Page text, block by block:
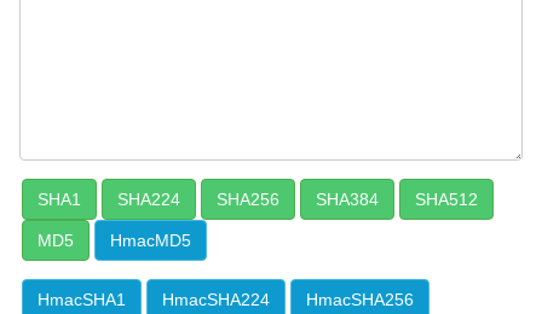
SHA1 SHA224 SHA256 SHA384 SHA512
MD5 HmacMD5
HmacSHA1 HmacSHA224 HmacSHA256